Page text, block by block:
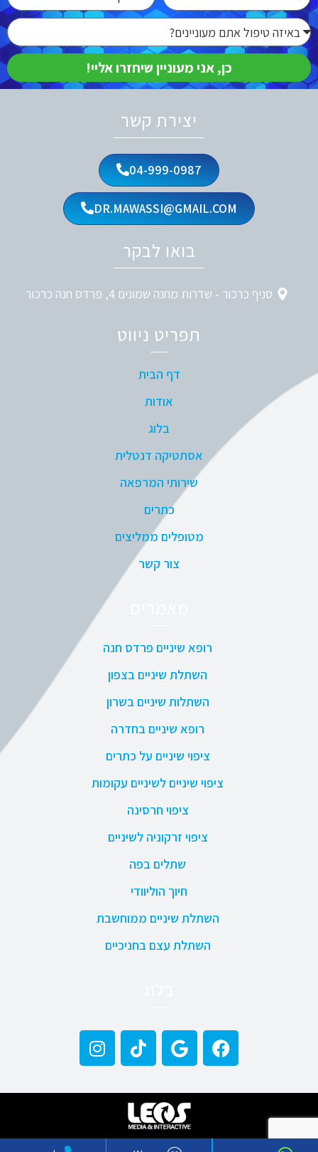
כן, אני מעוניין שיחזרו אליי!
יצירת קשר
04-999-0987
DR.MAWASSI@GMAIL.COM
בואו לבקר
סניף כרכור - שדרות מחנה שמונים 4, פרדס חנה כרכור
תפריט ניווט
דף הבית
אודות
בלוג
אסתטיקה דנטלית
שירותי המרפאה
כתרים
מטופלים ממליצים
צור קשר
רופא שיניים פרדס חנה
השתלת שיניים בצפון
השתלות שיניים בשרון
רופא שיניים בחדרה
ציפוי שיניים על כתרים
ציפוי שיניים לשיניים עקומות
ציפוי חרסינה
ציפוי זרקוניה לשיניים
שתלים בפה
חיוך הוליוודי
השתלת שיניים ממוחשבת
השתלת עצם בחניכיים